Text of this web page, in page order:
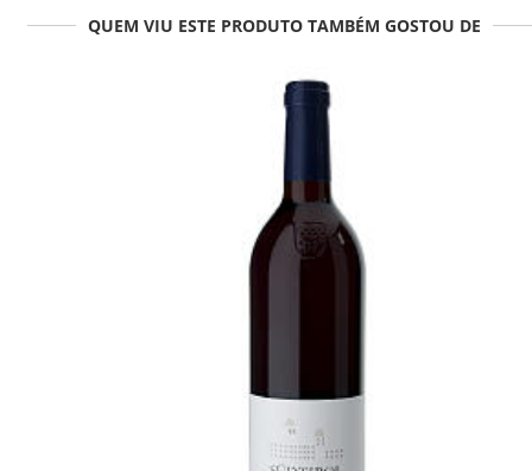
QUEM VIU ESTE PRODUTO TAMBÉM GOSTOU DE